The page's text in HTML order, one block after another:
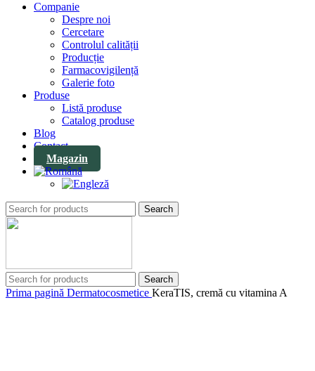
Companie
Despre noi
Cercetare
Controlul calității
Producție
Farmacovigilență
Galerie foto
Produse
Listă produse
Catalog produse
Blog
Contact
Magazin
Search
Search
Prima pagină Dermatocosmetice KeraTIS, cremă cu vitamina A